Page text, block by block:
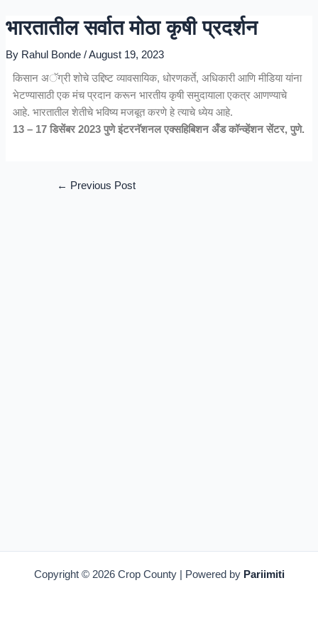
toभारतातील सर्वात मोठा कृषी प्रदर्शन
By Rahul Bonde /August 19, 2023
किसान अॅग्री शोचे उद्दिष्ट व्यावसायिक, धोरणकर्ते, अधिकारी आणि मीडिया यांना
भेटण्यासाठी एक मंच प्रदान करून भारतीय कृषी समुदायाला एकत्र आणण्याचे
आहे. भारतातील शेतीचे भविष्य मजबूत करणे हे त्याचे ध्येय आहे.
13 – 17 डिसेंबर 2023 पुणे इंटरनॅशनल एक्सहिबिशन अँड कॉन्व्हेंशन सेंटर, पुणे.
navigation
← Previous Post
Copyright © 2026 Crop County | Powered by Pariimiti